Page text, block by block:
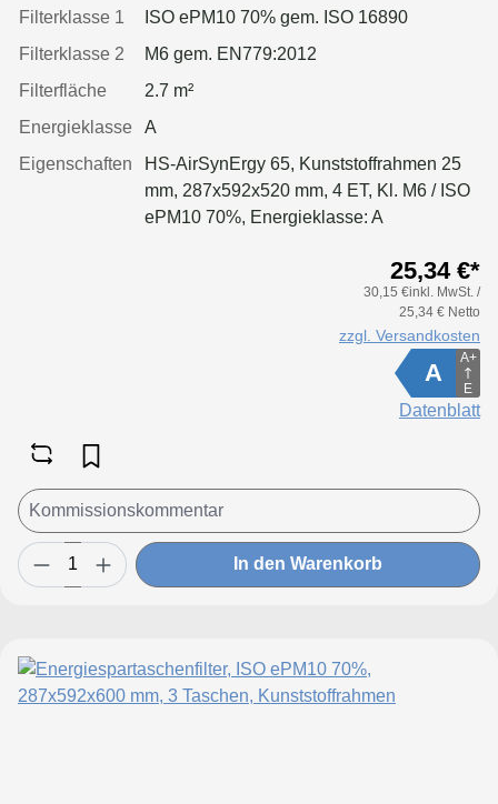
Filterklasse 1
ISO ePM10 70% gem. ISO 16890
Filterklasse 2
M6 gem. EN779:2012
Filterfläche
2.7 m²
Energieklasse
A
Eigenschaften
HS-AirSynErgy 65, Kunststoffrahmen 25
mm, 287x592x520 mm, 4 ET, Kl. M6 / ISO
ePM10 70%, Energieklasse: A
25,34 €*
30,15 €inkl. MwSt. /
25,34 € Netto
zzgl. Versandkosten
A
A+
E
Datenblatt
In den Warenkorb